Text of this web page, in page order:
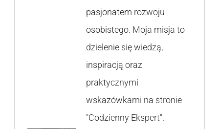
pasjonatem rozwoju
osobistego. Moja misja to
dzielenie się wiedzą,
inspiracją oraz
praktycznymi
wskazówkami na stronie
"Codzienny Ekspert".